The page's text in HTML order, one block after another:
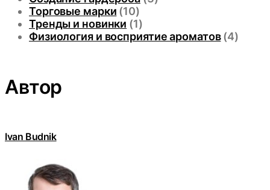
Торговые марки (10)
Тренды и новинки (1)
Физиология и восприятие ароматов(4)
Автор
Ivan Budnik